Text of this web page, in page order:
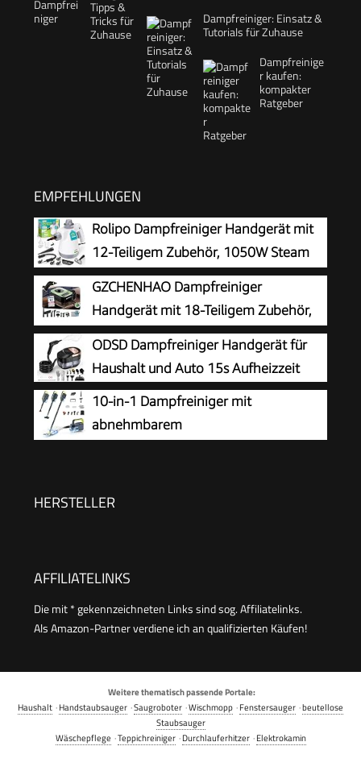
Dampfreiniger: Einsatz &
Tutorials für Zuhause
Dampfreinige
r kaufen:
kompakter
Ratgeber
EMPFEHLUNGEN
Rolipo Dampfreiniger Handgerät mit
12-Teiligem Zubehör, 1050W Steam
Cleaner für Haushalt, Küche, Bad,
Fenster, Polster & Auto–100% Chemiefrei,
Hochdruck-Dampf gegen Schmutz Fett &
Bakterien
GZCHENHAO Dampfreiniger
Handgerät mit 18-Teiligem Zubehör,
2500W & 9s Turbo-Dampf mit 5 BAR
Druck – 99,99% Reinigung & 100%
Natürlich,Steam Cleaner für Boden, Küche, Bad,
Fenster, Polster & Auto
ODSD Dampfreiniger Handgerät für
Haushalt und Auto 15s Aufheizzeit
10-in-1 Dampfreiniger mit
abnehmbarem
HERSTELLER
AFFILIATELINKS
Die mit * gekennzeichneten Links sind sog. Affiliatelinks.
Als Amazon-Partner verdiene ich an qualifizierten Käufen!
Weitere thematisch passende Portale:
Haushalt ·Handstaubsauger ·Saugroboter ·Wischmopp ·Fenstersauger ·beutellose
Staubsauger
Wäschepflege ·Teppichreiniger·Durchlauferhitzer·Elektrokamin